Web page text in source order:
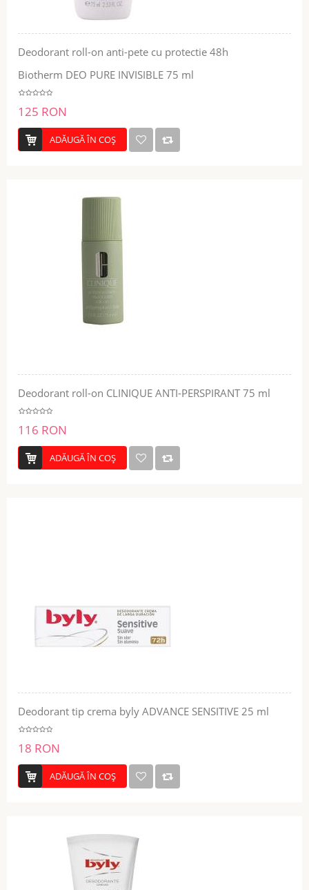
Deodorant roll-on anti-pete cu protectie 48h
Biotherm DEO PURE INVISIBLE 75 ml
125 RON
ADĂUGĂ ÎN COŞ
Deodorant roll-on CLINIQUE ANTI-PERSPIRANT 75 ml
116 RON
ADĂUGĂ ÎN COŞ
Deodorant tip crema byly ADVANCE SENSITIVE 25 ml
18 RON
ADĂUGĂ ÎN COŞ